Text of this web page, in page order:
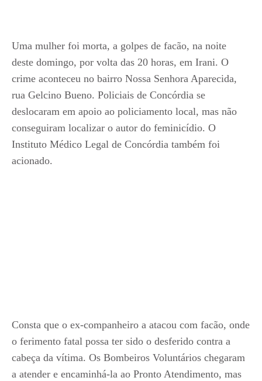
Uma mulher foi morta, a golpes de facão, na noite
deste domingo, por volta das 20 horas, em Irani. O
crime aconteceu no bairro Nossa Senhora Aparecida,
rua Gelcino Bueno. Policiais de Concórdia se
deslocaram em apoio ao policiamento local, mas não
conseguiram localizar o autor do feminicídio. O
Instituto Médico Legal de Concórdia também foi
acionado.
Consta que o ex-companheiro a atacou com facão, onde
o ferimento fatal possa ter sido o desferido contra a
cabeça da vítima. Os Bombeiros Voluntários chegaram
a atender e encaminhá-la ao Pronto Atendimento, mas